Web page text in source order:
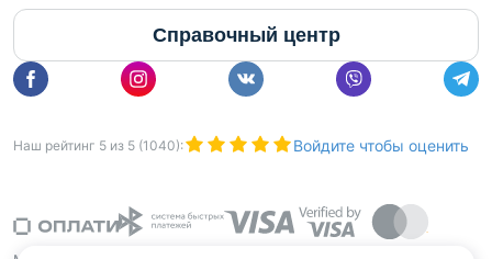
Справочный центр
Наш рейтинг 5 из 5 (1040): Войдите чтобы оценить